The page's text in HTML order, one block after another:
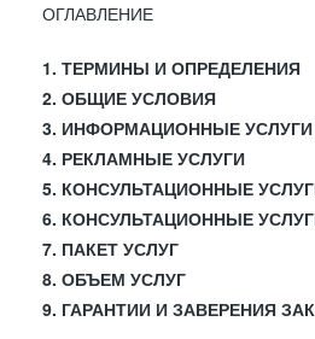
ОГЛАВЛЕНИЕ
1. ТЕРМИНЫ И ОПРЕДЕЛЕНИЯ
2. ОБЩИЕ УСЛОВИЯ
3. ИНФОРМАЦИОННЫЕ УСЛУГИ
4. РЕКЛАМНЫЕ УСЛУГИ
5. КОНСУЛЬТАЦИОННЫЕ
6. КОНСУЛЬТАЦИОННЫЕ
7. ПАКЕТ УСЛУГ
8. ОБЪЕМ УСЛУГ
9. ГАРАНТИИ И ЗАВЕРЕНИЯ